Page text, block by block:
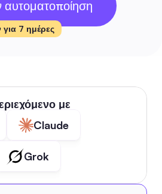
αυτοματοποίηση
7 ημέρες
με
Claude
Grok